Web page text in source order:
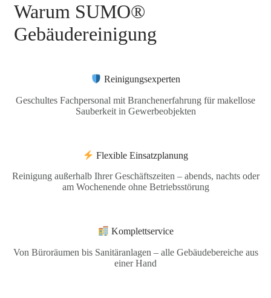
Warum SUMO®
Gebäudereinigung
Reinigungsexperten
Geschultes Fachpersonal mit Branchenerfahrung für makellose
Sauberkeit in Gewerbeobjekten
Flexible Einsatzplanung
Reinigung außerhalb Ihrer Geschäftszeiten – abends, nachts oder
am Wochenende ohne Betriebsstörung
Komplettservice
Von Büroräumen bis Sanitäranlagen – alle Gebäudebereiche aus
einer Hand